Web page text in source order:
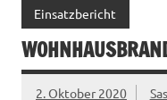
Einsatzbericht
2. Oktober 2020